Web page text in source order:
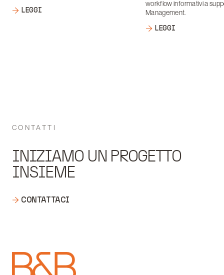
LEGGI
workflow informativi a
Management.
LEGGI
CONTATTI
INIZIAMO UN PROGETTO
INSIEME
CONTATTACI